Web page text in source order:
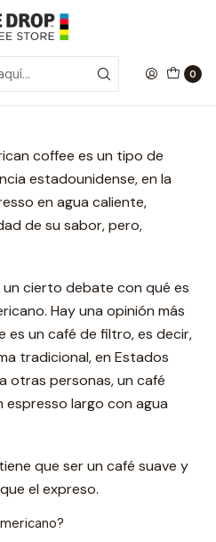
0
le llama americano al café?
americano al café?
coffee es un tipo de
estadounidense, en la
en agua caliente,
de su sabor, pero,
cierto debate con qué es
Hay una opinión más
es un café de filtro, es decir,
tradicional, en Estados
otras personas, un café
largo con agua
que ser un café suave y
el expreso.